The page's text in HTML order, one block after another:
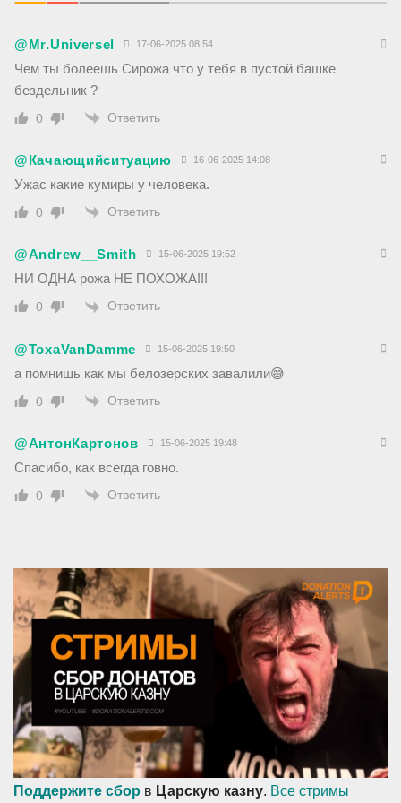
@Mr.Universel 17-06-2025 08:54
Чем ты болеешь Сирожа что у тебя в пустой башке
бездельник ?
0 Ответить
@Качающийситуацию 16-06-2025 14:08
Ужас какие кумиры у человека.
0 Ответить
@Andrew__Smith 15-06-2025 19:52
НИ ОДНА рожа НЕ ПОХОЖА!!!
0 Ответить
@ToxaVanDamme 15-06-2025 19:50
а помнишь как мы белозерских завалили😅
0 Ответить
@АнтонКартонов 15-06-2025 19:48
Спасибо, как всегда говно.
0 Ответить
Поддержите сбор в Царскую казну. Все стримы